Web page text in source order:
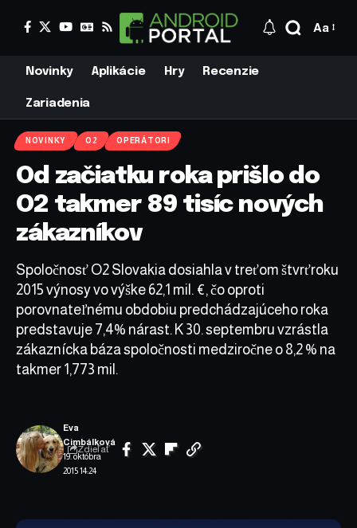
Aa
Novinky Aplikácie Hry Recenzie
Zariadenia
NOVINKY O2 OPERÁTORI
Od začiatku roka prišlo do
O2 takmer 89 tisíc nových
zákazníkov
Spoločnosť O2 Slovakia dosiahla v treťom štvrťroku
2015 výnosy vo výške 62,1 mil. €, čo oproti
porovnateľnému obdobiu predchádzajúceho roka
predstavuje 7,4% nárast. K 30. septembru vzrástla
zákaznícka báza spoločnosti medziročne o 8,2 % na
takmer 1,773 mil.
19. októbra
2015 14:24
Eva
Cimbálková
Zdieľať